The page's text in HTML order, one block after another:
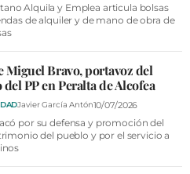
Alquila y Emplea articula bolsas
de alquiler y de mano de obra de
Miguel Bravo, portavoz del
PP en Peralta de Alcofea
Javier García Antón10/07/2026
por su defensa y promoción del
del pueblo y por el servicio a